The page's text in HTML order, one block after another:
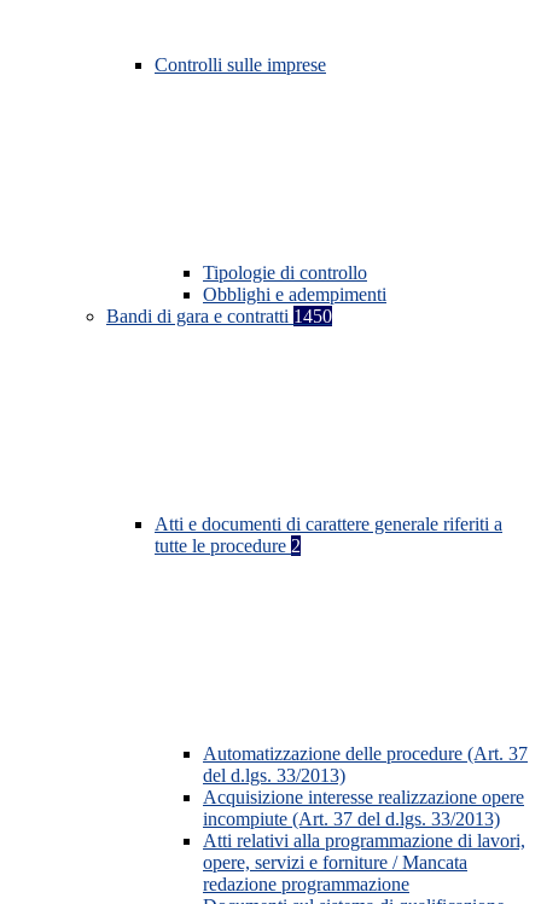
Controlli sulle imprese
Tipologie di controllo
Obblighi e adempimenti
Bandi di gara e contratti 1450
Atti e documenti di carattere generale riferiti a
tutte le procedure 2
Automatizzazione delle procedure (Art. 37
del d.lgs. 33/2013)
Acquisizione interesse realizzazione opere
incompiute (Art. 37 del d.lgs. 33/2013)
Atti relativi alla programmazione di lavori,
opere, servizi e forniture / Mancata
redazione programmazione